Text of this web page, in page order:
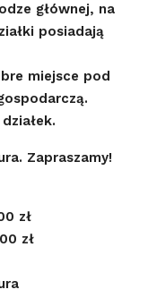
głównej, na
posiadają
miejsce pod
Zapraszamy!
zł
zł